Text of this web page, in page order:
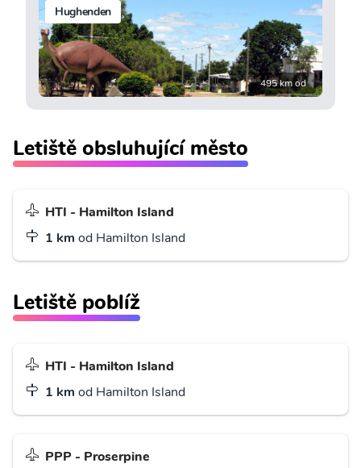
Hughenden
495 km od
Letiště obsluhující město
HTI - Hamilton Island
1 km od Hamilton Island
Letiště poblíž
HTI - Hamilton Island
1 km od Hamilton Island
PPP - Proserpine